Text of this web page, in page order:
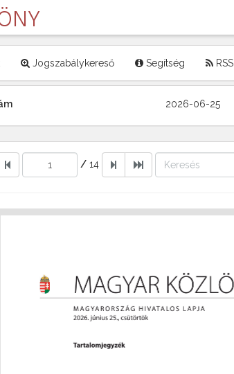
Jogszabálykereső Segítség RSS
2026-06-25
/ 14